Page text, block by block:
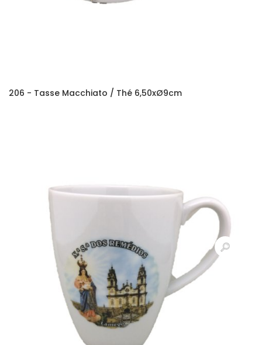
206 - Tasse Macchiato / Thé 6,50xØ9cm